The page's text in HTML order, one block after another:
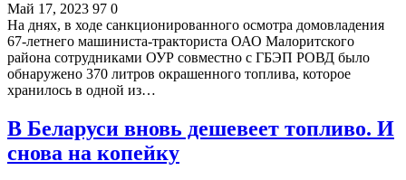
Май 17, 2023 97 0
На днях, в ходе санкционированного осмотра домовладения
67-летнего машиниста-тракториста ОАО Малоритского
района сотрудниками ОУР совместно с ГБЭП РОВД было
обнаружено 370 литров окрашенного топлива, которое
хранилось в одной из…
В Беларуси вновь дешевеет топливо. И
снова на копейку